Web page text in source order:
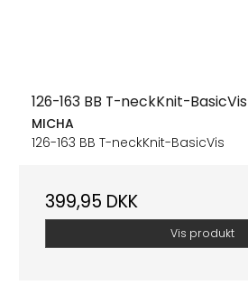
126-163 BB T-neckKnit-BasicVis
MICHA
126-163 BB T-neckKnit-BasicVis
399,95 DKK
Vis produkt